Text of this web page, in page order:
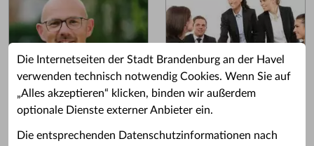
Die Internetseiten der Stadt Brandenburg an der Havel
verwenden technisch notwendig Cookies. Wenn Sie auf
„Alles akzeptieren“ klicken, binden wir außerdem
optionale Dienste externer Anbieter ein.
Die entsprechenden Datenschutzinformationen nach
Grußwort des OB